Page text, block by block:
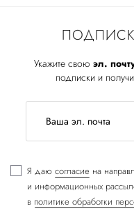
Укажите свою эл.
подписки и
Я даю согласие на
и информационных
в политике обработки